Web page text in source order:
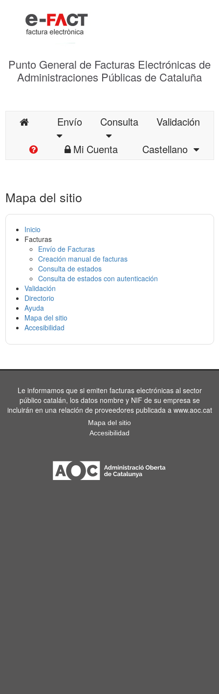
Punto General de Facturas Electrónicas de
Administraciones Públicas de Cataluña
Envío Consulta
Validación
Mi Cuenta
Castellano
Mapa del sitio
Inicio
Facturas
Envío de Facturas
Creación manual de facturas
Consulta de estados
Consulta de estados con autenticación
Validación
Directorio
Ayuda
Mapa del sitio
Accesibilidad
Le informamos que si emiten facturas electrónicas al sector
público catalán, los datos nombre y NIF de su empresa se
incluirán en una relación de proveedores publicada a www.aoc.cat
Mapa del sitio
Accesibilidad